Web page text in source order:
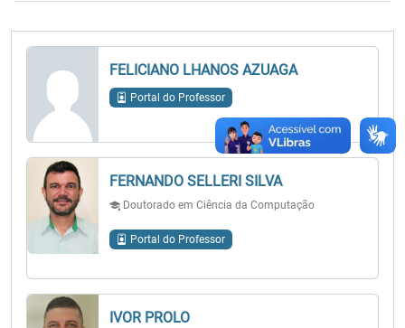
FELICIANO LHANOS AZUAGA
Portal do Professor
FERNANDO SELLERI SILVA
Doutorado em Ciência da Computação
Portal do Professor
IVOR PROLO